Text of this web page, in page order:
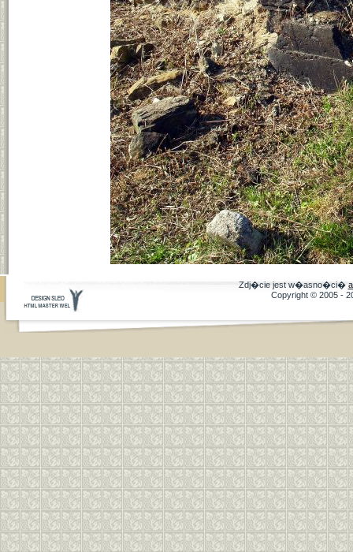
Zdj�cie jest w�asno�ci�
Copyright © 2005 -